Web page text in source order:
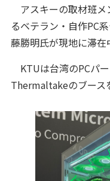
アスキーの取材班メ
るベテラン・自作PC
藤勝明氏が現地に滞在
KTUは台湾のPCパ
Thermaltakeのブース